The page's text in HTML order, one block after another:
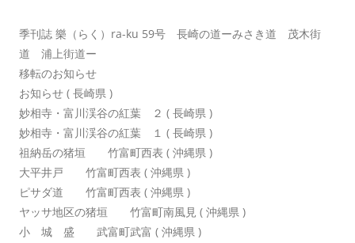
季刊誌 樂（らく）ra-ku 59号 長崎の道ーみさき道 茂木街
道 浦上街道ー
移転のお知らせ
お知らせ ( 長崎県 )
妙相寺・富川渓谷の紅葉 ２ ( 長崎県 )
妙相寺・富川渓谷の紅葉 １ ( 長崎県 )
祖納岳の猪垣 竹富町西表 ( 沖縄県 )
大平井戸 竹富町西表 ( 沖縄県 )
ピサダ道 竹富町西表 ( 沖縄県 )
ヤッサ地区の猪垣 竹富町南風見 ( 沖縄県 )
小 城 盛 武富町武富 ( 沖縄県 )